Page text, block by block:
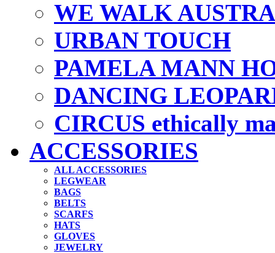
WE WALK
URBAN TOUCH
PAMELA MANN
DANCING
CIRCUS ethically
ACCESSORIES
ALL ACCESSORIES
LEGWEAR
BAGS
BELTS
SCARFS
HATS
GLOVES
JEWELRY